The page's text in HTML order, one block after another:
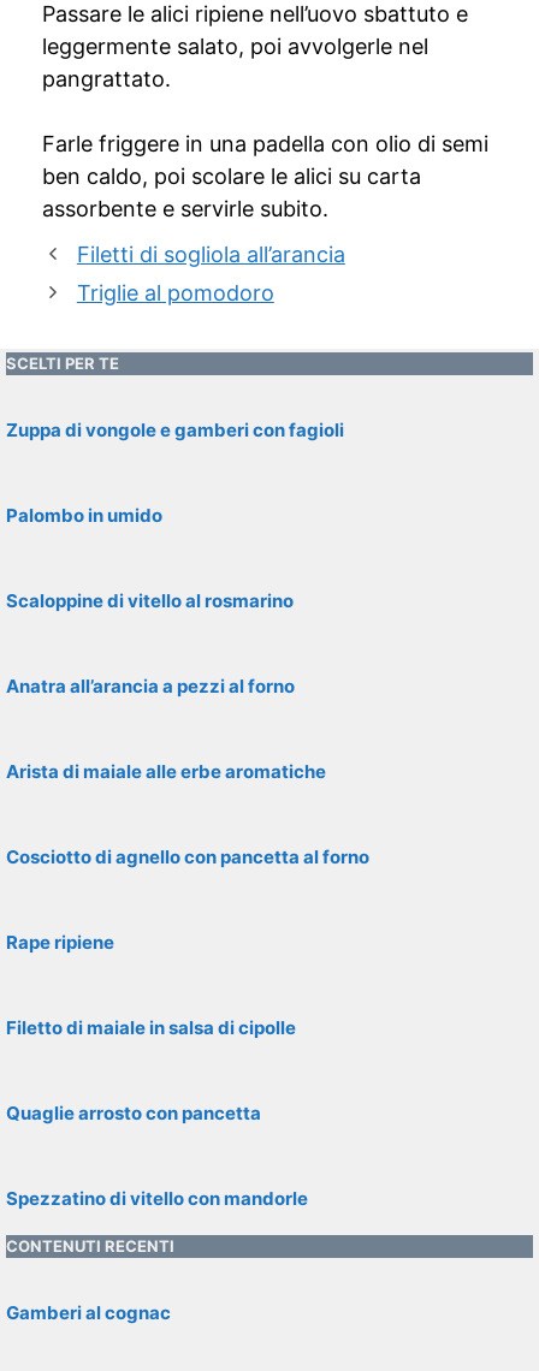
Passare le alici ripiene nell’uovo sbattuto e
leggermente salato, poi avvolgerle nel
pangrattato.
Farle friggere in una padella con olio di semi
ben caldo, poi scolare le alici su carta
assorbente e servirle subito.
Filetti di sogliola all’arancia
Triglie al pomodoro
SCELTI PER TE
Zuppa di vongole e gamberi con fagioli
Palombo in umido
Scaloppine di vitello al rosmarino
Anatra all’arancia a pezzi al forno
Arista di maiale alle erbe aromatiche
Cosciotto di agnello con pancetta al forno
Rape ripiene
Filetto di maiale in salsa di cipolle
Quaglie arrosto con pancetta
Spezzatino di vitello con mandorle
CONTENUTI RECENTI
Gamberi al cognac